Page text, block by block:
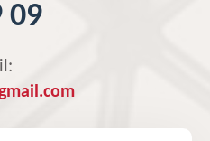
09